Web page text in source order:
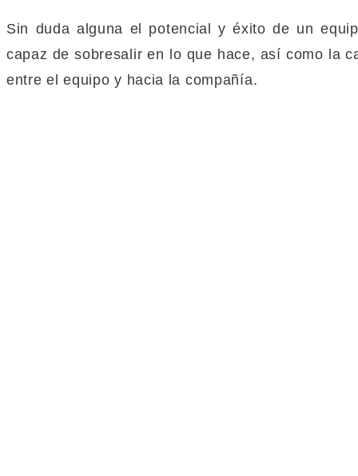
Sin duda alguna el potencial y éxito de un
capaz de sobresalir en lo que hace, así como la
entre el equipo y hacia la compañía.